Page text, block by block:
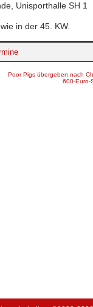
Unisporthalle SH 1
wie in der 45. KW.
Poor Pigs übergeben nach
600-Euro-